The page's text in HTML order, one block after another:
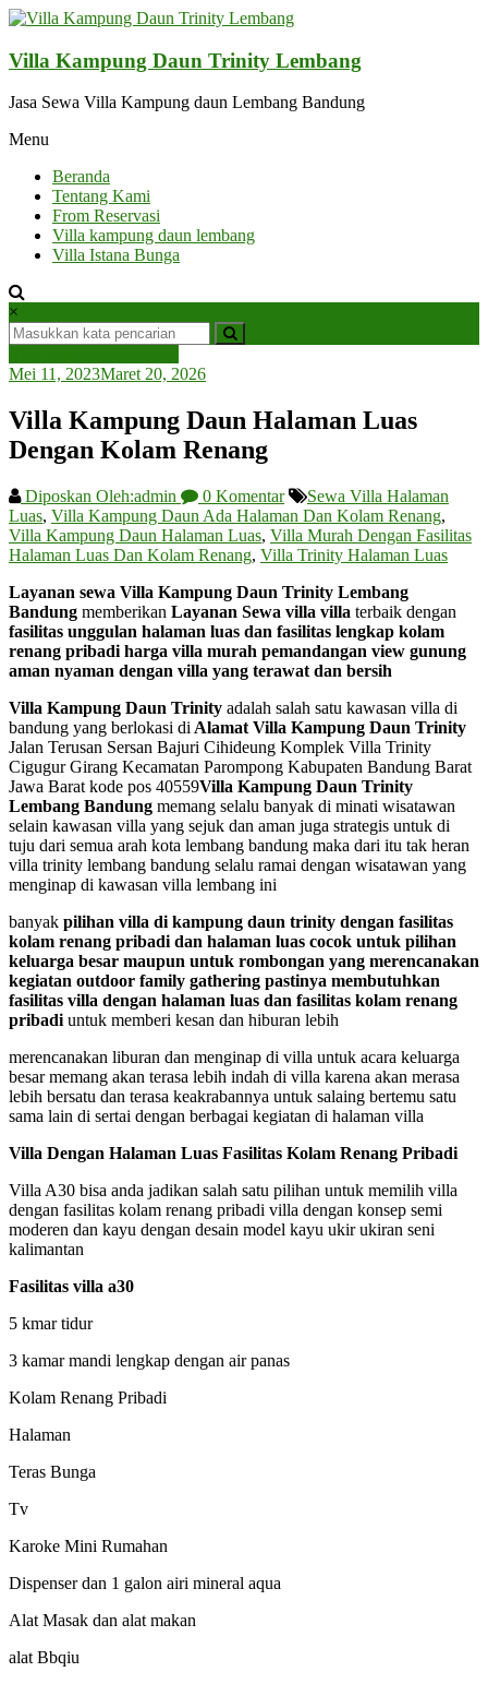
Lompat
konten
Villa Kampung Daun Trinity Lembang
Jasa Sewa Villa Kampung daun Lembang Bandung
Menu
Beranda
Tentang Kami
From Reservasi
Villa kampung daun lembang
Villa Istana Bunga
×
Mei 11, 2023Maret 20, 2026
Villa Kampung Daun Halaman Luas
Dengan Kolam Renang
Diposkan Oleh:admin 0 Komentar
Sewa Villa Halaman
Luas, Villa Kampung Daun Ada Halaman Dan Kolam Renang,
Villa Kampung Daun Halaman Luas, Villa Murah Dengan Fasilitas
Halaman Luas Dan Kolam Renang, Villa Trinity Halaman Luas
Layanan sewa Villa Kampung Daun Trinity Lembang
Bandung memberikan Layanan Sewa villa villa terbaik dengan
fasilitas unggulan halaman luas dan fasilitas lengkap kolam
renang pribadi harga villa murah pemandangan view gunung
aman nyaman dengan villa yang terawat dan bersih
Villa Kampung Daun Trinity adalah salah satu kawasan villa di
bandung yang berlokasi di Alamat Villa Kampung Daun Trinity
Jalan Terusan Sersan Bajuri Cihideung Komplek Villa Trinity
Cigugur Girang Kecamatan Parompong Kabupaten Bandung Barat
Jawa Barat kode pos 40559Villa Kampung Daun Trinity
Lembang Bandung memang selalu banyak di minati wisatawan
selain kawasan villa yang sejuk dan aman juga strategis untuk di
tuju dari semua arah kota lembang bandung maka dari itu tak heran
villa trinity lembang bandung selalu ramai dengan wisatawan yang
menginap di kawasan villa lembang ini
banyak pilihan villa di kampung daun trinity dengan fasilitas
kolam renang pribadi dan halaman luas cocok untuk pilihan
keluarga besar maupun untuk rombongan yang merencanakan
kegiatan outdoor family gathering pastinya membutuhkan
fasilitas villa dengan halaman luas dan fasilitas kolam renang
pribadi untuk memberi kesan dan hiburan lebih
merencanakan liburan dan menginap di villa untuk acara keluarga
besar memang akan terasa lebih indah di villa karena akan merasa
lebih bersatu dan terasa keakrabannya untuk salaing bertemu satu
sama lain di sertai dengan berbagai kegiatan di halaman villa
Villa Dengan Halaman Luas Fasilitas Kolam Renang Pribadi
Villa A30 bisa anda jadikan salah satu pilihan untuk memilih villa
dengan fasilitas kolam renang pribadi villa dengan konsep semi
moderen dan kayu dengan desain model kayu ukir ukiran seni
kalimantan
Fasilitas villa a30
5 kmar tidur
3 kamar mandi lengkap dengan air panas
Kolam Renang Pribadi
Halaman
Teras Bunga
Tv
Karoke Mini Rumahan
Dispenser dan 1 galon airi mineral aqua
Alat Masak dan alat makan
alat Bbqiu